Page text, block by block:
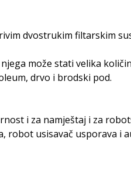
dvostrukim filtarskim
može stati velika
drvo i brodski pod.
i za namještaj i za
usisavač usporava i